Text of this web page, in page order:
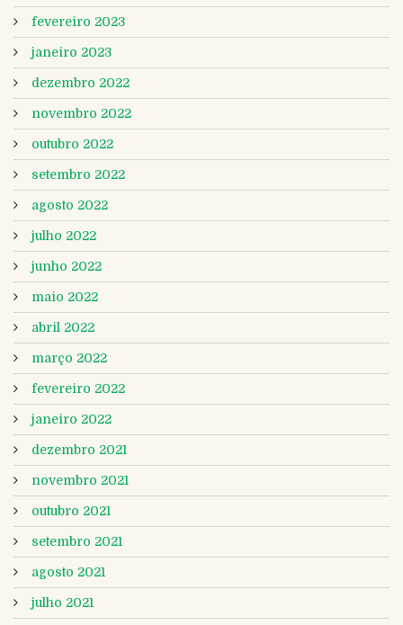
fevereiro 2023
janeiro 2023
dezembro 2022
novembro 2022
outubro 2022
setembro 2022
agosto 2022
julho 2022
junho 2022
maio 2022
abril 2022
março 2022
fevereiro 2022
janeiro 2022
dezembro 2021
novembro 2021
outubro 2021
setembro 2021
agosto 2021
julho 2021